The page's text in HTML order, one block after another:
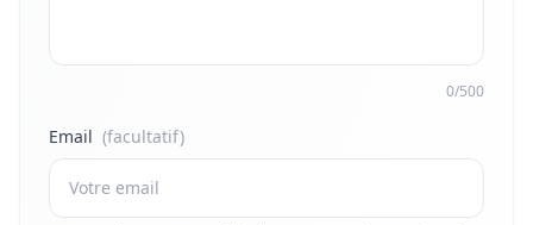
0/500
Email (facultatif)